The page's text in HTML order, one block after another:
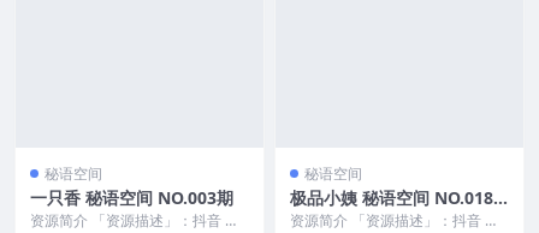
秘语空间
一只香 秘语空间 NO.003期
资源简介 「资源描述」：抖音 一
秘语空间
极品小姨 秘语空间 NO.018
期
资源简介 「资源描述」：抖音 极